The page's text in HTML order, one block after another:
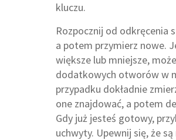
kluczu.
Rozpocznij od odkręcenia
a potem przymierz nowe.
większe lub mniejsze,
dodatkowych otworów w
przypadku dokładnie
one znajdować, a potem
Gdy już jesteś gotowy,
uchwyty. Upewnij się, że